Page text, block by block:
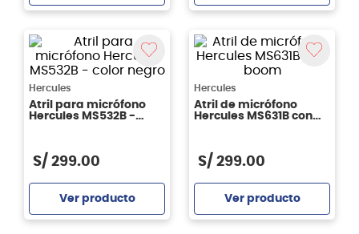
Hercules
Atril para micrófono
Hercules MS532B -
S/ 299.00
Ver producto
Hercules
Atril de micrófono
Hercules MS631B con
S/ 299.00
Ver producto